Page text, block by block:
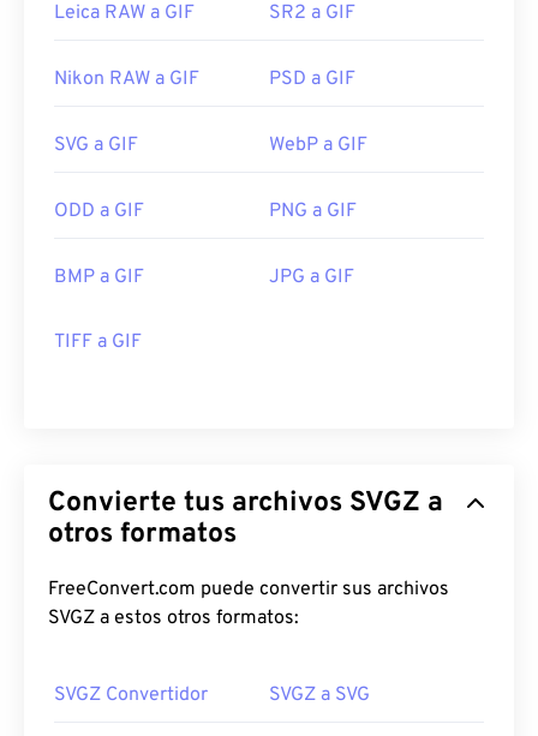
Leica RAW a GIF SR2 a GIF
Nikon RAW a GIF PSD a GIF
SVG a GIF WebP a GIF
ODD a GIF PNG a GIF
BMP a GIF JPG a GIF
TIFF a GIF
Convierte tus archivos SVGZ a
otros formatos
FreeConvert.com puede convertir sus archivos
SVGZ a estos otros formatos:
SVGZ Convertidor SVGZ a SVG